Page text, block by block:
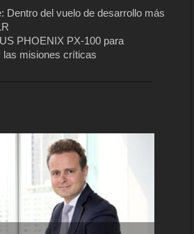
Dentro del vuelo de desarrollo más
PHOENIX PX-100 para
las misiones críticas